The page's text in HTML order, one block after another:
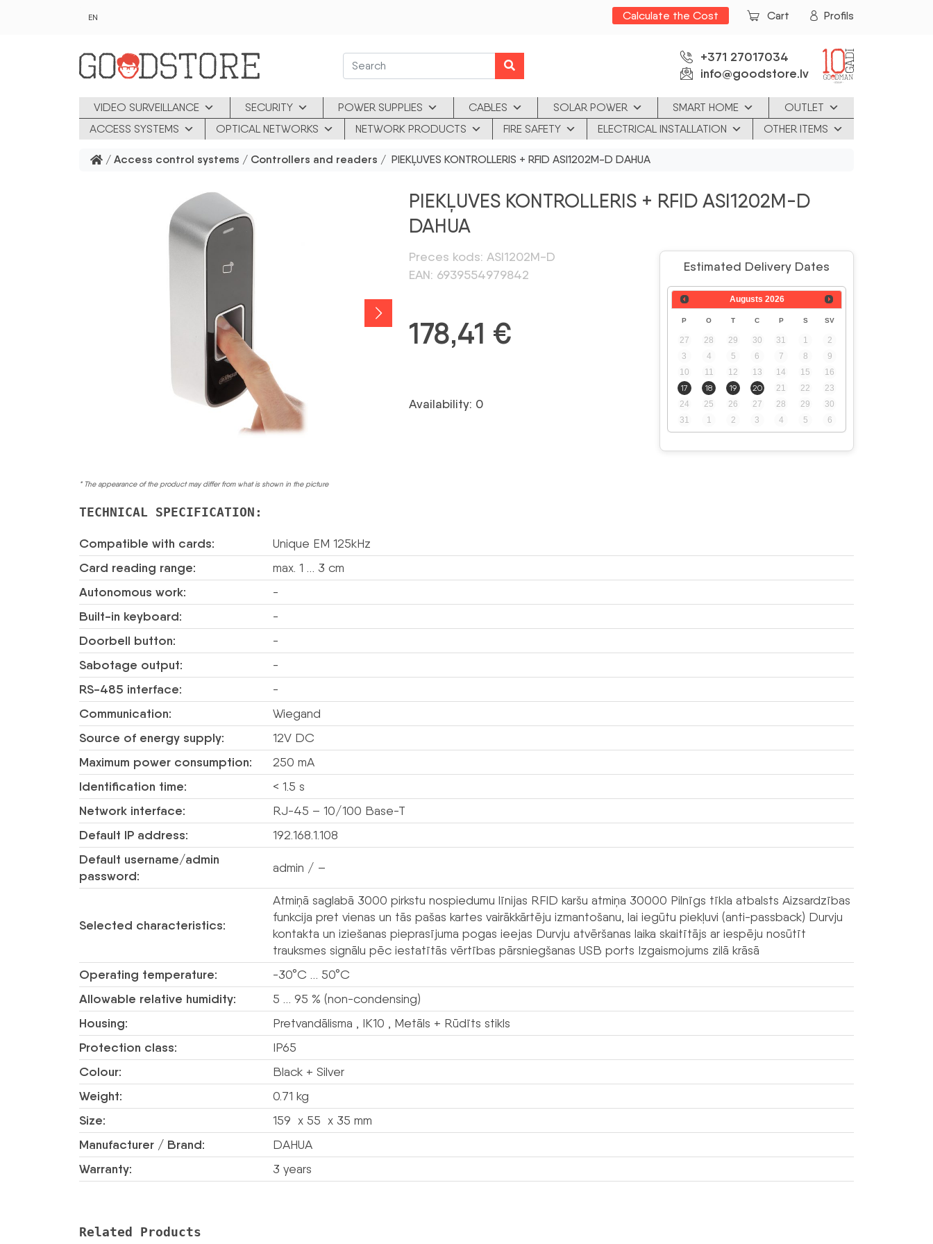
EN Calculate the Cost Cart Profils
+371 27017034
info@goodstore.lv
VIDEO SURVEILLANCE SECURITY POWER SUPPLIES CABLES SOLAR POWER SMART HOME
OUTLET
ACCESS SYSTEMS
OPTICAL NETWORKS NETWORK PRODUCTS FIRE SAFETY ELECTRICAL INSTALLATION OTHER ITEMS
/ Access control systems / Controllers and readers / PIEKĻUVES KONTROLLERIS + RFID ASI1202M-D DAHUA
* The appearance of the product may differ from what is shown in the picture
PIEKĻUVES KONTROLLERIS + RFID ASI1202M-D
DAHUA
Preces kods: ASI1202M-D
EAN: 6939554979842
Estimated Delivery Dates
Augusts 2026
P O T C P S SV
27 28 29 30 31 1
2
3
4 5 6 7 8
9
10
11 12 13 14 15
16
17
18 19 20 21 22
23
24
25 26 27 28 29
30
31
1 2 3 4 5 6
178,41 €
Availability: 0
TECHNICAL SPECIFICATION:
Compatible with cards: Unique EM 125kHz
Card reading range: max. 1 … 3 cm
Autonomous work: -
Built-in keyboard: -
Doorbell button: -
Sabotage output: -
RS-485 interface: -
Communication: Wiegand
Source of energy supply: 12V DC
Maximum power consumption: 250 mA
Identification time: < 1.5 s
Network interface: RJ-45 – 10/100 Base-T
Default IP address: 192.168.1.108
Default username/admin
password:
admin / –
Selected characteristics:
Atmiņā saglabā 3000 pirkstu nospiedumu līnijas RFID karšu atmiņa 30000 Pilnīgs tīkla atbalsts Aizsardzības
funkcija pret vienas un tās pašas kartes vairākkārtēju izmantošanu, lai iegūtu piekļuvi (anti-passback) Durvju
kontakta un iziešanas pieprasījuma pogas ieejas Durvju atvēršanas laika skaitītājs ar iespēju nosūtīt
trauksmes signālu pēc iestatītās vērtības pārsniegšanas USB ports Izgaismojums zilā krāsā
Operating temperature: -30°C … 50°C
Allowable relative humidity: 5 … 95 % (non-condensing)
Housing: Pretvandālisma , IK10 , Metāls + Rūdīts stikls
Protection class: IP65
Colour: Black + Silver
Weight: 0.71 kg
Size: 159 x 55 x 35 mm
Manufacturer / Brand: DAHUA
Warranty: 3 years
Related Products